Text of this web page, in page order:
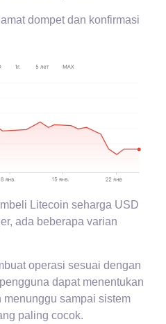
dompet dan konfirmasi
Litecoin seharga USD
ada beberapa varian
operasi sesuai dengan
dapat menentukan
menunggu sampai sistem
paling cocok.